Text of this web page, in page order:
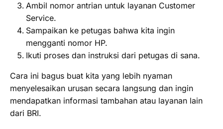
Ambil nomor antrian untuk layanan Customer
Service.
Sampaikan ke petugas bahwa kita ingin
mengganti nomor HP.
Ikuti proses dan instruksi dari petugas di sana.
Cara ini bagus buat kita yang lebih nyaman
menyelesaikan urusan secara langsung dan ingin
mendapatkan informasi tambahan atau layanan lain
dari BRI.